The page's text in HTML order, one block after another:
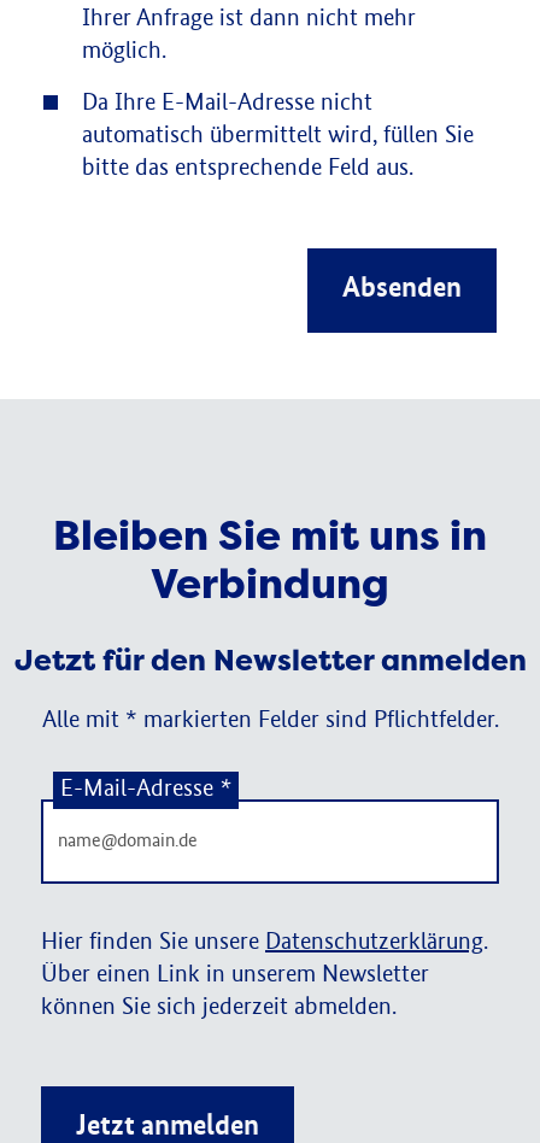
Ihrer Anfrage ist dann nicht mehr
möglich.
Da Ihre E-Mail-Adresse nicht
automatisch übermittelt wird, füllen Sie
bitte das entsprechende Feld aus.
Absenden
Bleiben Sie mit uns in
Verbindung
Jetzt für den Newsletter anmelden
Alle mit * markierten Felder sind Pflichtfelder.
E-Mail-Adresse *
Hier finden Sie unsere Datenschutzerklärung.
Über einen Link in unserem Newsletter
können Sie sich jederzeit abmelden.
Jetzt anmelden